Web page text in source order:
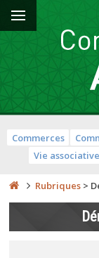
Commerces
Vie associative
Rubriques >